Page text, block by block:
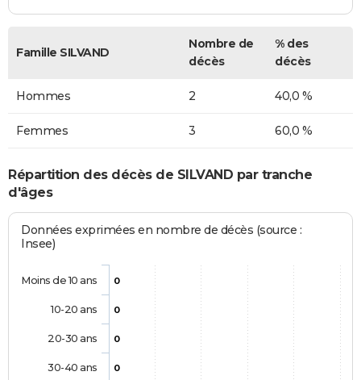
Famille SILVAND
Nombre de
décès
% des
décès
Hommes 2 40,0 %
Femmes 3 60,0 %
Répartition des décès de SILVAND par tranche
d'âges
Données exprimées en nombre de décès (source :
Insee)
0
0
0
0
Moins de 10 ans
10-20 ans
20-30 ans
30-40 ans